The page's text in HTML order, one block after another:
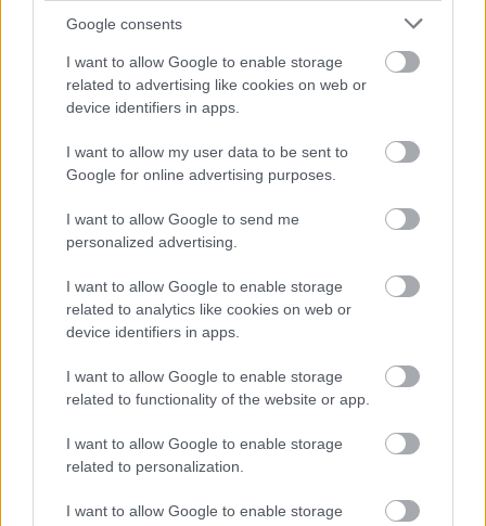
Google consents
I want to allow Google to enable storage
related to advertising like cookies on web or
device identifiers in apps.
I want to allow my user data to be sent to
Google for online advertising purposes.
I want to allow Google to send me
personalized advertising.
I want to allow Google to enable storage
related to analytics like cookies on web or
device identifiers in apps.
I want to allow Google to enable storage
related to functionality of the website or app.
I want to allow Google to enable storage
related to personalization.
I want to allow Google to enable storage
finisaje. Alegerea culorilor potrivite pentru piesele
de mobilier este foarte importanta, drept pentru
care specialistii Noblesse Interiors ofera doua
recomandari de baza:
Nu recomandam amplasarea intr-o camera mica, a
mobilierului inchis la culoare, intrucat se va accentua
este mult mai indicata alegerea tonurilor deschise,
pastelate, pentru piesele de mobilier. Pe de alta parte,
daca spatiul ce trebuie amenajat este unul ce va fi
folosit intens, piesele in culori inchise reprezinta cea
Calitate desavarsita pentru cei mai exigenti clienti
Factorul financiar are o relevanta destul de redusa,
atunci cand intentionezi sa cumperi piese de
mobilier aspectuoase, rafinate, elegante, ce poarta
emblema calitatii. Noblesse Interiors pune de